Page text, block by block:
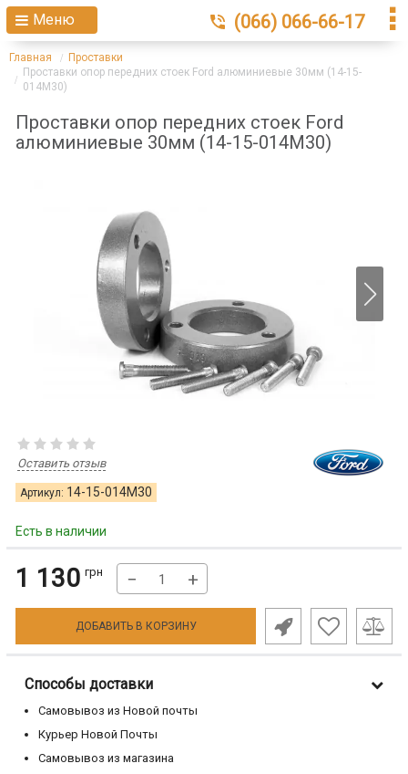
Меню (066) 066-66-17
Главная
Проставки
Проставки опор передних стоек Ford алюминиевые 30мм (14-15-
014М30)
Проставки опор передних стоек Ford
алюминиевые 30мм (14-15-014М30)
Оставить отзыв
Артикул: 14-15-014M30
Есть в наличии
1 130 грн − +
ДОБАВИТЬ В КОРЗИНУ
Способы доставки
Самовывоз из Новой почты
Курьер Новой Почты
Самовывоз из магазина